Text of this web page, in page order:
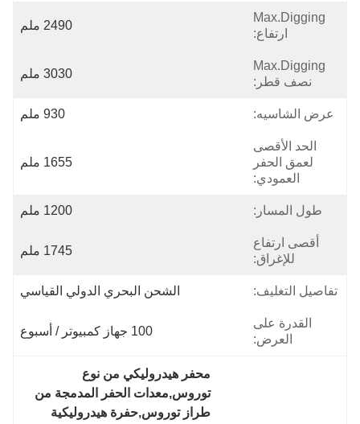
Max.digging
ارتفاع:
2490 ملم
Max.digging
نصف قطر:
3030 ملم
عرض الشاسيه: 930 ملم
الحد الأقصى
لعمق الحفر
العمودي:
1655 ملم
طول المسار: 1200 ملم
أقصى ارتفاع
للإغراق:
1745 ملم
تفاصيل التغليف: الشحن البحري الدولي القياسي
القدرة على
العرض:
100 جهاز كمبيوتر / أسبوع
محفر هيدروليكي من نوع
توروس,معدات الحفر المدمجة من
طراز توروس,حفرة هيدروليكية